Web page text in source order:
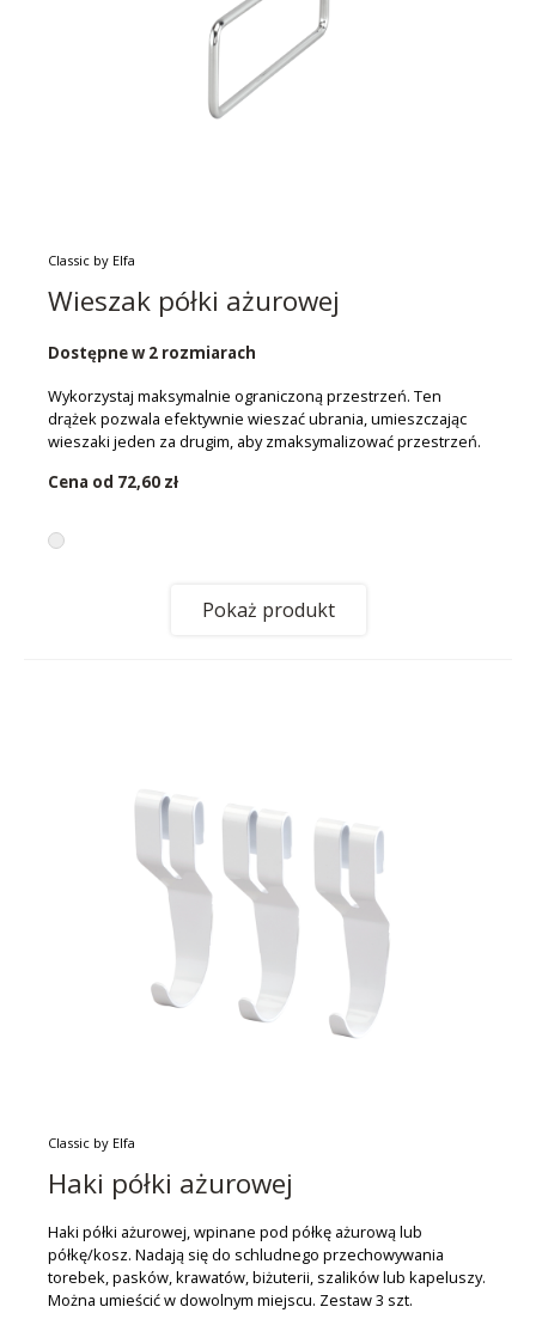
Classic by Elfa
Wieszak półki ażurowej
Dostępne w 2 rozmiarach
Wykorzystaj maksymalnie ograniczoną przestrzeń. Ten
drążek pozwala efektywnie wieszać ubrania, umieszczając
wieszaki jeden za drugim, aby zmaksymalizować przestrzeń.
Cena od 72,60 zł
Pokaż produkt
Classic by Elfa
Haki półki ażurowej
Haki półki ażurowej, wpinane pod półkę ażurową lub
półkę/kosz. Nadają się do schludnego przechowywania
torebek, pasków, krawatów, biżuterii, szalików lub kapeluszy.
Można umieścić w dowolnym miejscu. Zestaw 3 szt.